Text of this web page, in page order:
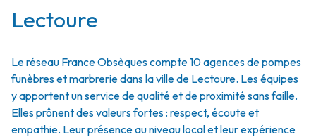
Lectoure
Le réseau France Obsèques compte 10 agences de pompes
funèbres et marbrerie dans la ville de Lectoure. Les équipes
y apportent un service de qualité et de proximité sans faille.
Elles prônent des valeurs fortes : respect, écoute et
empathie. Leur présence au niveau local et leur expérience